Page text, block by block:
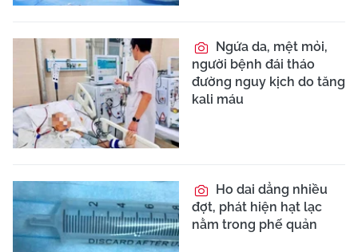
Ngứa da, mệt mỏi,
người bệnh đái tháo
đường nguy kịch do tăng
kali máu
Ho dai dẳng nhiều
đợt, phát hiện hạt lạc
nằm trong phế quản